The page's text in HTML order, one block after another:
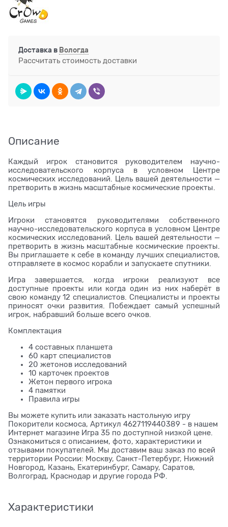
Доставка в Вологда
Рассчитать стоимость доставки
Описание
Каждый игрок становится руководителем научно-
исследовательского корпуса в условном Центре
космических исследований. Цель вашей деятельности —
претворить в жизнь масштабные космические проекты.
Цель игры
Игроки становятся руководителями собственного
научно-исследовательского корпуса в условном Центре
космических исследований. Цель вашей деятельности —
претворить в жизнь масштабные космические проекты.
Вы приглашаете к себе в команду лучших специалистов,
отправляете в космос корабли и запускаете спутники.
Игра завершается, когда игроки реализуют все
доступные проекты или когда один из них наберёт в
свою команду 12 специалистов. Специалисты и проекты
приносят очки развития. Побеждает самый успешный
игрок, набравший больше всего очков.
Комплектация
4 составных планшета
60 карт специалистов
20 жетонов исследований
10 карточек проектов
Жетон первого игрока
4 памятки
Правила игры
Вы можете купить или заказать настольную игру
Покорители космоса, Артикул 4627119440389 - в нашем
Интернет магазине Игра 35 по доступной низкой цене.
Ознакомиться с описанием, фото, характеристики и
отзывами покупателей. Мы доставим ваш заказ по всей
территории России: Москву, Санкт-Петербург, Нижний
Новгород, Казань, Екатеринбург, Самару, Саратов,
Волгоград, Краснодар и другие города РФ.
Характеристики